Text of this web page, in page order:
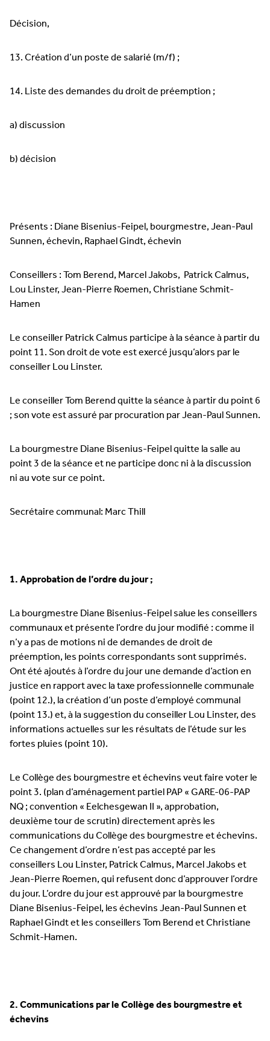
Décision,
13. Création d’un poste de salarié (m/f) ;
14. Liste des demandes du droit de préemption ;
a) discussion
b) décision
Présents : Diane Bisenius-Feipel, bourgmestre, Jean-Paul
Sunnen, échevin, Raphael Gindt, échevin
Conseillers : Tom Berend, Marcel Jakobs, Patrick Calmus,
Lou Linster, Jean-Pierre Roemen, Christiane Schmit-
Hamen
Le conseiller Patrick Calmus participe à la séance à partir du
point 11. Son droit de vote est exercé jusqu’alors par le
conseiller Lou Linster.
Le conseiller Tom Berend quitte la séance à partir du point 6
; son vote est assuré par procuration par Jean-Paul Sunnen.
La bourgmestre Diane Bisenius-Feipel quitte la salle au
point 3 de la séance et ne participe donc ni à la discussion
ni au vote sur ce point.
Secrétaire communal: Marc Thill
1. Approbation de l’ordre du jour ;
La bourgmestre Diane Bisenius-Feipel salue les conseillers
communaux et présente l’ordre du jour modifié : comme il
n’y a pas de motions ni de demandes de droit de
préemption, les points correspondants sont supprimés.
Ont été ajoutés à l’ordre du jour une demande d’action en
justice en rapport avec la taxe professionnelle communale
(point 12.), la création d’un poste d’employé communal
(point 13.) et, à la suggestion du conseiller Lou Linster, des
informations actuelles sur les résultats de l’étude sur les
fortes pluies (point 10).
Le Collège des bourgmestre et échevins veut faire voter le
point 3. (plan d’aménagement partiel PAP « GARE-06-PAP
NQ ; convention « Eelchesgewan II », approbation,
deuxième tour de scrutin) directement après les
communications du Collège des bourgmestre et échevins.
Ce changement d’ordre n’est pas accepté par les
conseillers Lou Linster, Patrick Calmus, Marcel Jakobs et
Jean-Pierre Roemen, qui refusent donc d’approuver l’ordre
du jour. L’ordre du jour est approuvé par la bourgmestre
Diane Bisenius-Feipel, les échevins Jean-Paul Sunnen et
Raphael Gindt et les conseillers Tom Berend et Christiane
Schmit-Hamen.
2. Communications par le Collège des bourgmestre et
échevins